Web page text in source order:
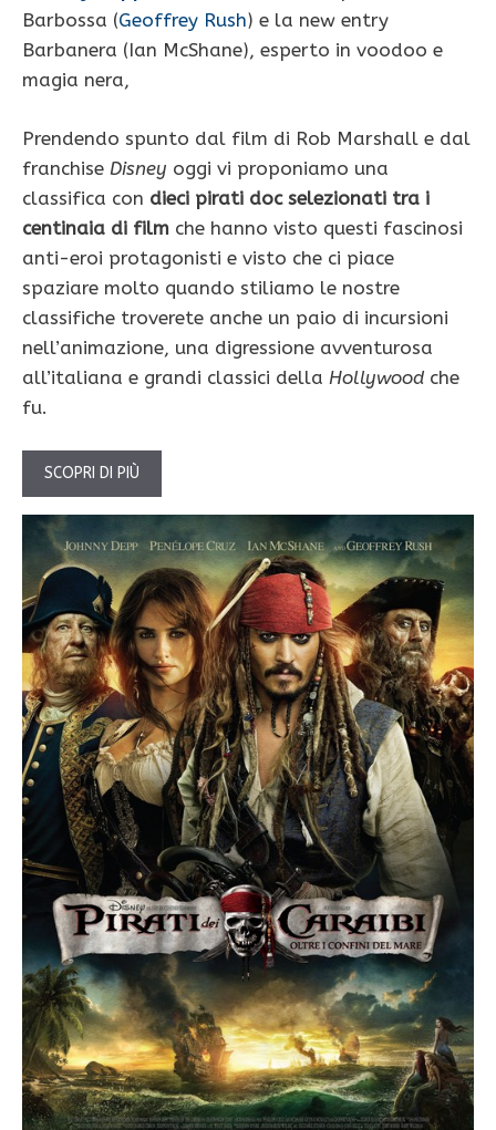
Barbossa (Geoffrey Rush) e la new entry
Barbanera (Ian McShane), esperto in voodoo e
magia nera,
Prendendo spunto dal film di Rob Marshall e dal
franchise Disney oggi vi proponiamo una
classifica con dieci pirati doc selezionati tra i
centinaia di film che hanno visto questi fascinosi
anti-eroi protagonisti e visto che ci piace
spaziare molto quando stiliamo le nostre
classifiche troverete anche un paio di incursioni
nell’animazione, una digressione avventurosa
all’italiana e grandi classici della Hollywood che
fu.
SCOPRI DI PIÙ